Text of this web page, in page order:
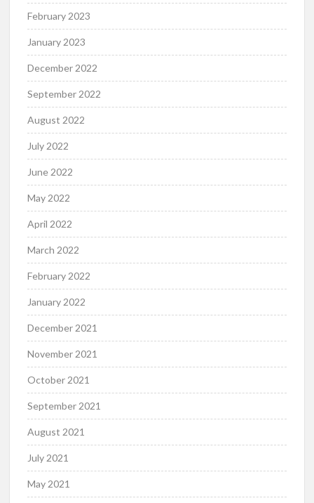
February 2023
January 2023
December 2022
September 2022
August 2022
July 2022
June 2022
May 2022
April 2022
March 2022
February 2022
January 2022
December 2021
November 2021
October 2021
September 2021
August 2021
July 2021
May 2021